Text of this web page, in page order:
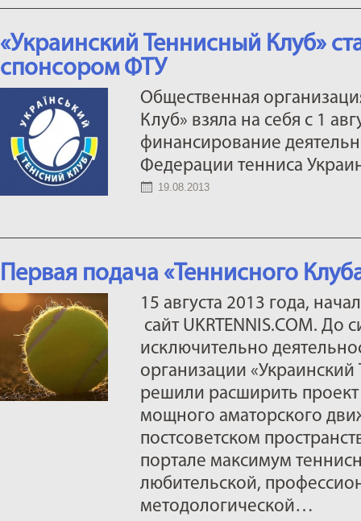
«Украинский Теннисный Клуб»
спонсором ФТУ
Общественная
Клуб» взяла на себя с 1
финансирование
Федерации тенниса
19.08.2013
Первая подача «Теннисного
15 августа 2013 года,
сайт UKRTENNIS.COM.
исключительно
организации
решили расширить
мощного аматорского
постсоветском
портале максимум
любительской,
методологической…